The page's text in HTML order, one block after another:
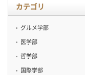
カテゴリ
グルメ学部
医学部
哲学部
国際学部